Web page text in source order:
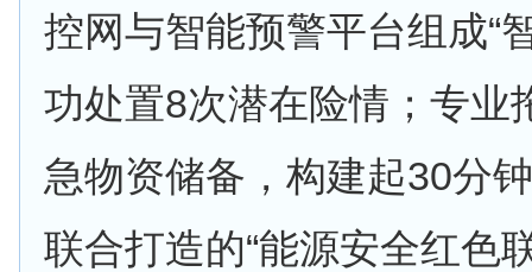
控网与智能预警平台组成“
功处置8次潜在险情；专业
急物资储备，构建起30分
联合打造的“能源安全红色